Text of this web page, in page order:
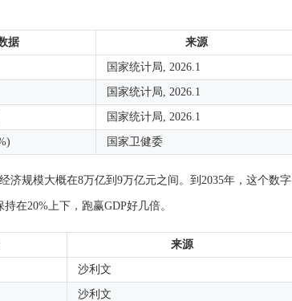
据 来源
国家统计局, 2026.1
国家统计局, 2026.1
国家统计局, 2026.1
国家卫健委
济规模大概在8万亿到9万亿元之间。到2035年，这个数字
在20%上下，跑赢GDP好几倍。
来源
沙利文
沙利文